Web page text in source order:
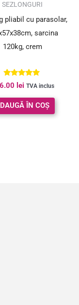
SEZLONGURI
pliabil cu parasolar,
sarcina
120kg, crem
Evaluat la
4.80
din 5
lei TVA inclus
ÎN COȘ